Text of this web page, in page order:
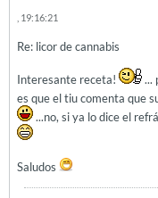
, 19:16:21
Re: licor de cannabis
Interesante receta!
...
es que el tiu comenta que
...no, si ya lo dice el
Saludos